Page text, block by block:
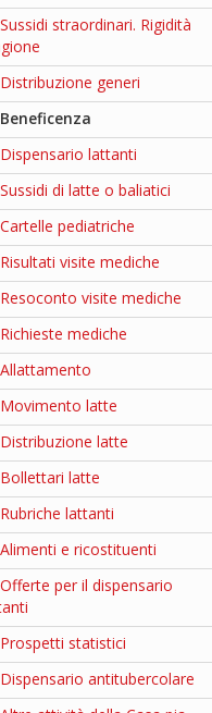
Sussidi straordinari. Rigidità
Distribuzione generi
Beneficenza
Dispensario lattanti
Sussidi di latte o baliatici
Cartelle pediatriche
Risultati visite mediche
Resoconto visite mediche
Richieste mediche
Allattamento
Movimento latte
Distribuzione latte
Bollettari latte
Rubriche lattanti
Alimenti e ricostituenti
Offerte per il dispensario
Prospetti statistici
Dispensario antitubercolare